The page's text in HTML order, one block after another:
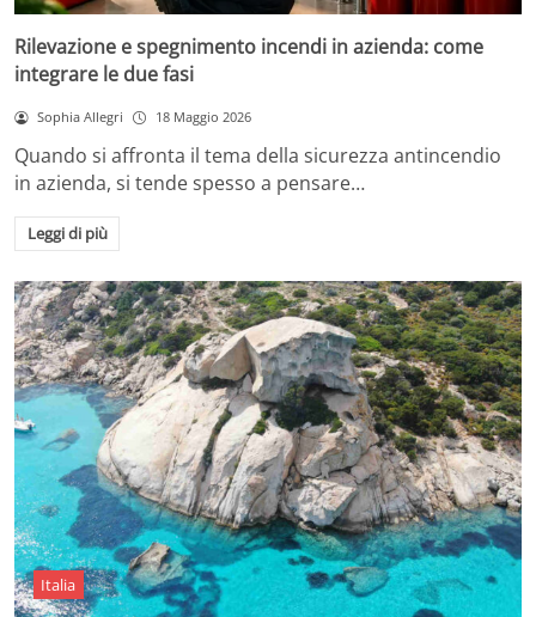
Rilevazione e spegnimento incendi in azienda: come
integrare le due fasi
Sophia Allegri 18 Maggio 2026
Quando si affronta il tema della sicurezza antincendio
in azienda, si tende spesso a pensare…
Leggi di più
Italia